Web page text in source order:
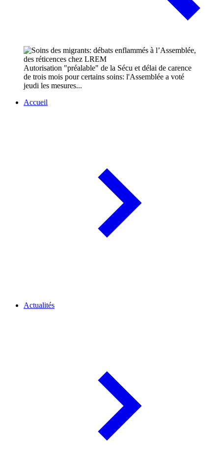
Autorisation "préalable" de la Sécu et délai de carence
de trois mois pour certains soins: l'Assemblée a voté
jeudi les mesures...
Accueil
Actualités